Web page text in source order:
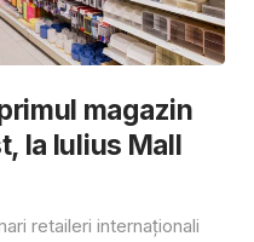
magazin
la Iulius Mall
retaileri internaționali